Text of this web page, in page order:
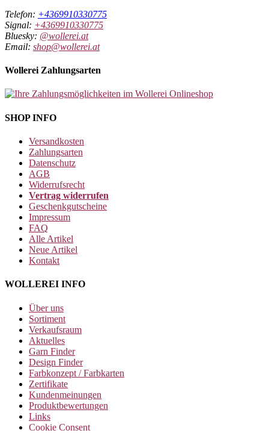
Telefon: +4369910330775
Signal: +4369910330775
Bluesky: @wollerei.at
Email: shop@wollerei.at
Wollerei Zahlungsarten
SHOP INFO
Versandkosten
Zahlungsarten
Datenschutz
AGB
Widerrufsrecht
Vertrag widerrufen
Geschenkgutscheine
Impressum
FAQ
Alle Artikel
Neue Artikel
Kontakt
WOLLEREI INFO
Über uns
Sortiment
Verkaufsraum
Aktuelles
Garn Finder
Design Finder
Farbkonzept / Farbkarten
Zertifikate
Kundenmeinungen
Produktbewertungen
Links
Cookie Consent